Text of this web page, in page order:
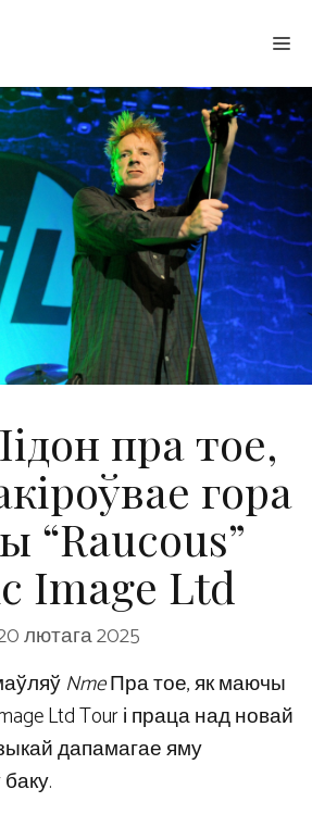
пра тое,
гора
“Raucous”
Image Ltd
лютага 2025
NmeПра тое, як маючы
Ltd Tour і праца над новай
дапамагае яму